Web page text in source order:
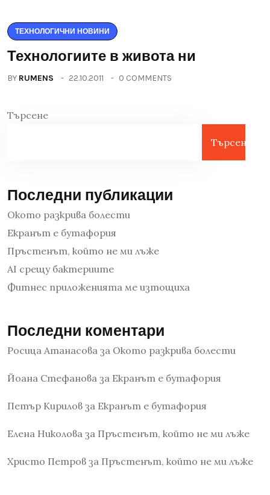
ТЕХНОЛОГИЧНИ НОВИНИ
Технологиите в живота ни
BY RUMENS 22.10.2011 0 COMMENTS
Търсене
Търсене
Последни публикации
Окото разкрива болести
Екранът е бутафория
Пръстенът, който не ми лъже
AI срещу бактериите
Фитнес приложенията ме изтощиха
Последни коментари
Росица Атанасова за Окото разкрива болести
Йоана Стефанова за Екранът е бутафория
Петър Кирилов за Екранът е бутафория
Елена Николова за Пръстенът, който не ми лъже
Христо Петров за Пръстенът, който не ми лъже